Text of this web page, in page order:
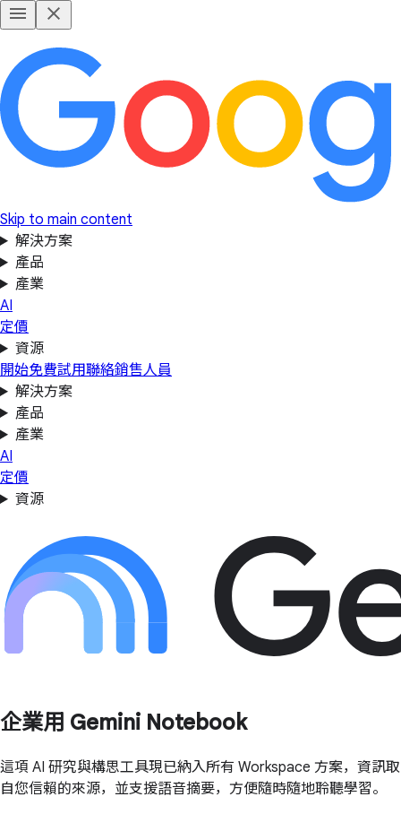
Skip to main content
解決方案
產品
產業
AI
定價
資源
開始免費試用聯絡銷售人員
解決方案
產品
產業
AI
定價
資源
企業用 Gemini Notebook
這項 AI 研究與構思工具現已納入所有 Workspace 方案，資訊取
自您信賴的來源，並支援語音摘要，方便隨時隨地聆聽學習。